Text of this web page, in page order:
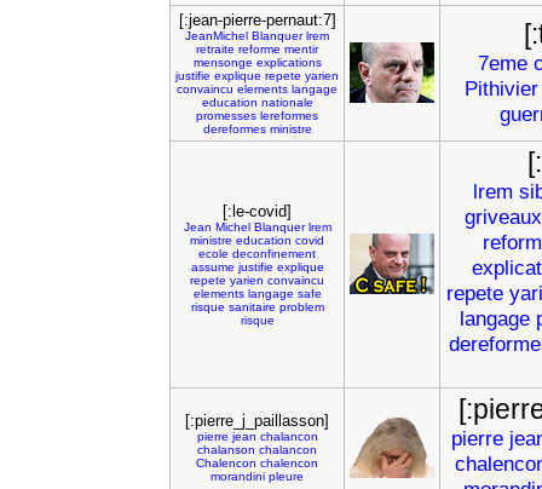
[:jean-pierre-pernaut:7]
JeanMichel Blanquer lrem
retraite reforme mentir
mensonge explications
justifie explique repete yarien
convaincu elements langage
education nationale
promesses lereformes
dereformes ministre
7eme
Pithivier
[:le-covid]
Jean Michel Blanquer lrem
ministre education covid
ecole deconfinement
assume justifie explique
repete yarien convaincu
elements langage safe
risque sanitaire problem
risque
lrem
griveaux
repete
langage
[:pierre_j_paillasson]
pierre jean chalancon
chalanson chalancon
Chalencon chalencon
morandini pleure
pierre